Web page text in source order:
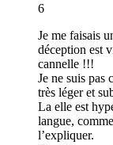
6
Je me faisais
déception est
cannelle !!!
Je ne suis pas
très léger et
La elle est
langue,
l’expliquer.